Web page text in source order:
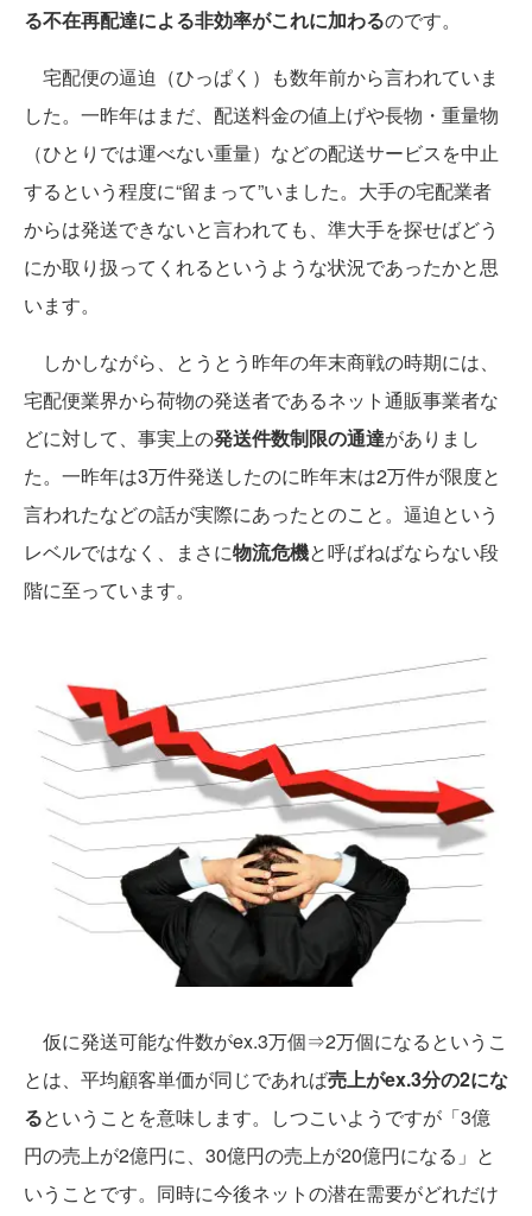
る不在再配達による非効率がこれに加わるのです。
宅配便の逼迫（ひっぱく）も数年前から言われていま
した。一昨年はまだ、配送料金の値上げや長物・重量物
（ひとりでは運べない重量）などの配送サービスを中止
するという程度に“留まって”いました。大手の宅配業者
からは発送できないと言われても、準大手を探せばどう
にか取り扱ってくれるというような状況であったかと思
います。
しかしながら、とうとう昨年の年末商戦の時期には、
宅配便業界から荷物の発送者であるネット通販事業者な
どに対して、事実上の発送件数制限の通達がありまし
た。一昨年は3万件発送したのに昨年末は2万件が限度と
言われたなどの話が実際にあったとのこと。逼迫という
レベルではなく、まさに物流危機と呼ばねばならない段
階に至っています。
仮に発送可能な件数がex.3万個⇒2万個になるというこ
とは、平均顧客単価が同じであれば売上がex.3分の2にな
るということを意味します。しつこいようですが「3億
円の売上が2億円に、30億円の売上が20億円になる」と
いうことです。同時に今後ネットの潜在需要がどれだけ